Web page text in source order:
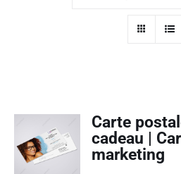
Carte
cadeau |
marketing